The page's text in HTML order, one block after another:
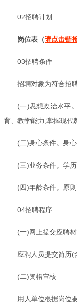
02招聘计划
岗位表（请点击链
03招聘条件
招聘对象为符合招
(一)思想政治水平
育、教学能力,掌握现代
(二)身心条件。身
(三)业务条件。学
(四)年龄条件。原
04招聘程序
(一)网上提交应聘
应聘人员提交简历(
(二)资格审核
用人单位根据岗位